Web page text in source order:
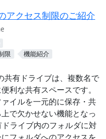
アクセス制限のご紹介
限 機能紹介
有ドライブは、複数名で
利な共有スペースです。
イルを一元的に保存・共
で欠かせない機能となっ
ライブ内のフォルダに対